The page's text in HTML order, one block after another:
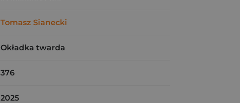
Tomasz Sianecki
Okładka twarda
376
2025